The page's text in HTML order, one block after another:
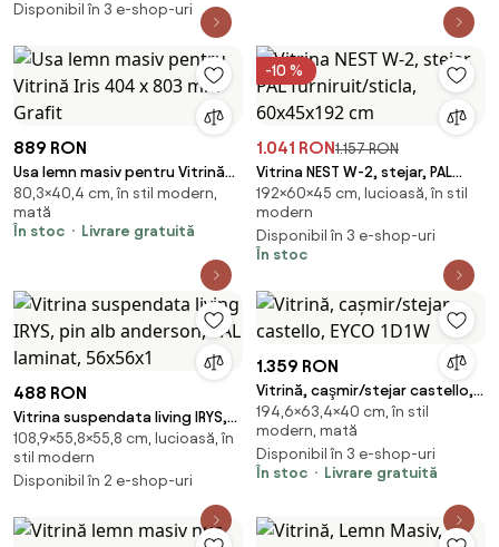
Disponibil în 3 e-shop-uri
889 RON
Usa lemn masiv pentru Vitrină
Iris 404 x 803 mm Grafit
80,3×40,4 cm, în stil modern,
mată
În stoc
Livrare gratuită
-10 %
1.041 RON1.157 RON
Vitrina NEST W-2, stejar, PAL
furniruit/sticla, 60x45x192 cm
192×60×45 cm, lucioasă, în stil
modern
Disponibil în 3 e-shop-uri
În stoc
488 RON
Vitrina suspendata living IRYS,
pin alb anderson, PAL laminat,
56x56x1
108,9×55,8×55,8 cm, lucioasă, în
stil modern
Disponibil în 2 e-shop-uri
1.359 RON
Vitrină, caşmir/stejar castello,
EYCO 1D1W
194,6×63,4×40 cm, în stil
modern, mată
Disponibil în 3 e-shop-uri
În stoc
Livrare gratuită